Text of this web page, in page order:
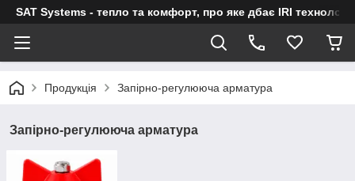
SAT Systems - тепло та комфорт, про яке дбає IRI технологія
Продукція Запірно-регулююча арматура
Запірно-регулююча арматура